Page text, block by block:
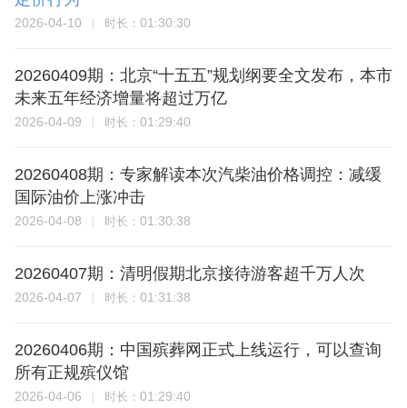
2026-04-10 时长： 01:30:30
20260409期：北京“十五五”规划纲要全文发布，本市
未来五年经济增量将超过万亿
2026-04-09 时长： 01:29:40
20260408期：专家解读本次汽柴油价格调控：减缓
国际油价上涨冲击
2026-04-08 时长： 01:30:38
20260407期：清明假期北京接待游客超千万人次
2026-04-07 时长： 01:31:38
20260406期：中国殡葬网正式上线运行，可以查询
所有正规殡仪馆
2026-04-06 时长： 01:29:40